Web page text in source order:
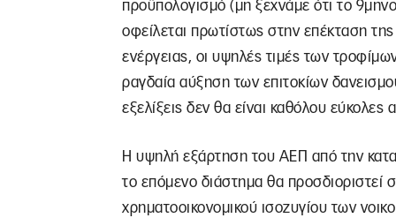
προϋπολογισμό (μη ξεχνάμε ότι το
οφείλεται πρωτίστως στην επέκταση
ενέργειας, οι υψηλές τιμές των
ραγδαία αύξηση των επιτοκίων
εξελίξεις δεν θα είναι καθόλου
Η υψηλή εξάρτηση του ΑΕΠ από την
το επόμενο διάστημα θα προσδιοριστεί
χρηματοοικονομικού ισοζυγίου των